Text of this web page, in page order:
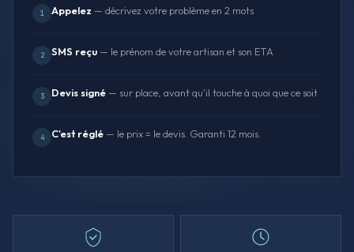
1 Appelez — décrivez votre problème en 2 mots
2 SMS reçu — le prénom de votre artisan et son ETA
3 Devis signé — sur place, avant qu'il touche à quoi que ce soit
4 C'est réglé — le prix = le devis. Garanti 12 mois.